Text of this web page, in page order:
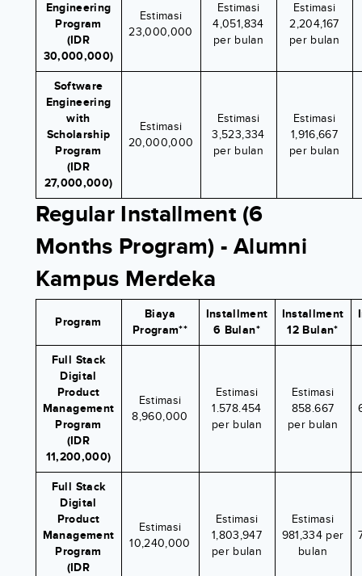
Engineering
Program
(IDR
30,000,000)
Estimasi
23,000,000
Estimasi
4,051,834
per bulan
Estimasi
2,204,167
per bulan
Software
Engineering
with
Scholarship
Program
(IDR
27,000,000)
Estimasi
20,000,000
Estimasi
3,523,334
per bulan
Estimasi
1,916,667
per bulan
Regular Installment (6
Months Program) - Alumni
Kampus Merdeka
Program
Biaya
Program**
Installment
6 Bulan*
Installment
12 Bulan*
Full Stack
Digital
Product
Management
Program
(IDR
11,200,000)
Estimasi
8,960,000
Estimasi
1.578.454
per bulan
Estimasi
858.667
per bulan
Full Stack
Digital
Product
Management
Program
(IDR
Estimasi
10,240,000
Estimasi
1,803,947
per bulan
Estimasi
981,334 per
bulan